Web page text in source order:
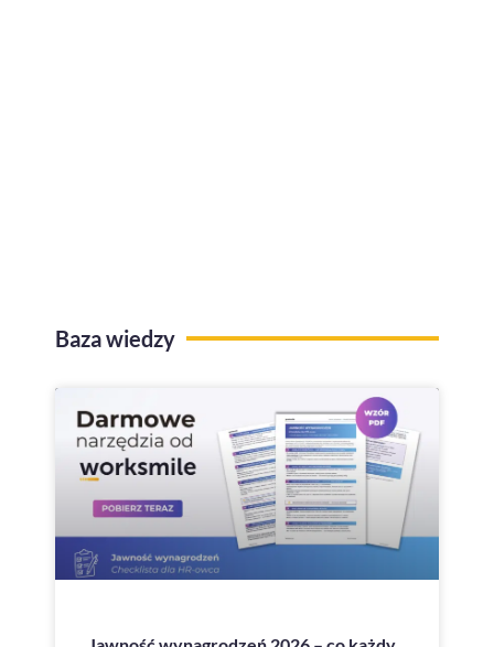
Baza wiedzy